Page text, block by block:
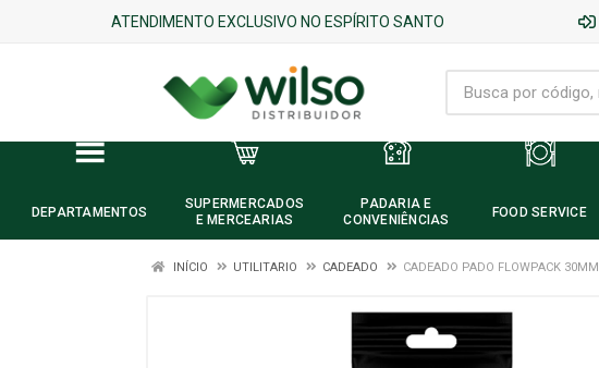
ATENDIMENTO EXCLUSIVO NO ESPÍRITO SANTO
DEPARTAMENTOS
SUPERMERCADOS
E MERCEARIAS
PADARIA E
CONVENIÊNCIAS
FOOD SERVICE
INÍCIO UTILITARIO CADEADO CADEADO PADO FLOWPACK 30MM